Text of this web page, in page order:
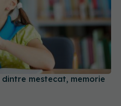
mestecat, memorie